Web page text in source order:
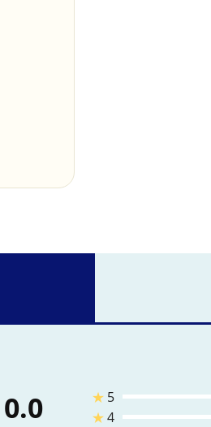
0.0 ★ 5
★4